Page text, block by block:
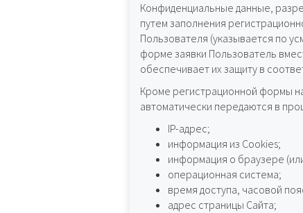
Конфиденциальные данные,
путем заполнения
Пользователя (указывается по
форме заявки Пользователь
обеспечивает их защиту в
Кроме регистрационной формы
автоматически передаются в
IP-адрес;
информация из Cookies;
информация о браузере
операционная система;
время доступа, часовой
адрес страницы Сайта;